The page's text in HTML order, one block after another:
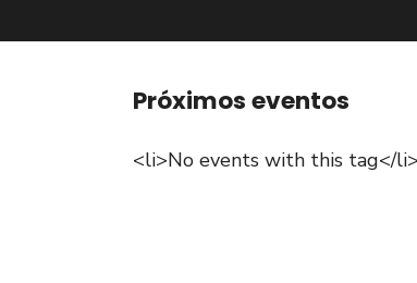
Próximos eventos
<li>No events with this tag</li>